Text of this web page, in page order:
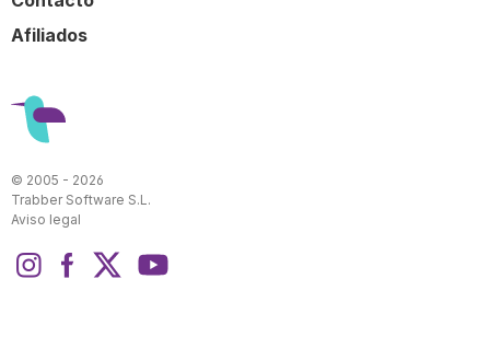
Afiliados
© 2005 - 2026
Trabber Software S.L.
Aviso legal